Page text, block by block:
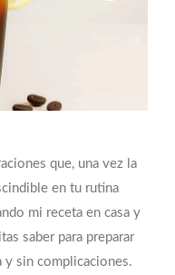
que, una vez la
en tu rutina
mi receta en casa y
saber para preparar
sin complicaciones.